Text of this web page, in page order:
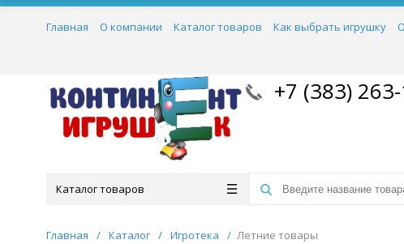
Главная О компании Каталог товаров Как выбрать игрушку
+7 (383)
Каталог товаров
Главная / Каталог / Игротека / Летние товары